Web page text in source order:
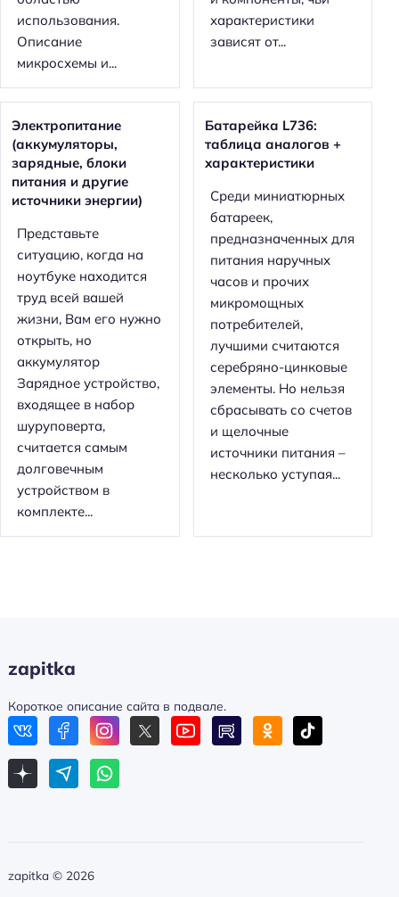
использования.
Описание
микросхемы и...
характеристики
зависят от...
Электропитание
(аккумуляторы,
зарядные, блоки
питания и другие
источники энергии)
Представьте
ситуацию, когда на
ноутбуке находится
труд всей вашей
жизни, Вам его нужно
открыть, но
аккумулятор
Зарядное устройство,
входящее в набор
шуруповерта,
считается самым
долговечным
устройством в
комплекте...
Батарейка L736:
таблица аналогов +
характеристики
Среди миниатюрных
батареек,
предназначенных для
питания наручных
часов и прочих
микромощных
потребителей,
лучшими считаются
серебряно-цинковые
элементы. Но нельзя
сбрасывать со счетов
и щелочные
источники питания –
несколько уступая...
zapitka
Короткое описание сайта в подвале.
zapitka © 2026